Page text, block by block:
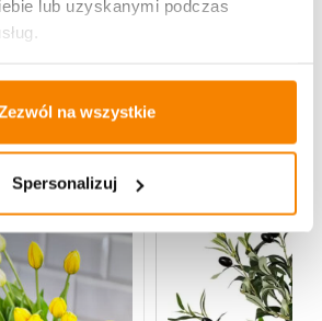
lub uzyskanymi podczas
na wszystkie
Spersonalizuj
Kwiaty sztuczne